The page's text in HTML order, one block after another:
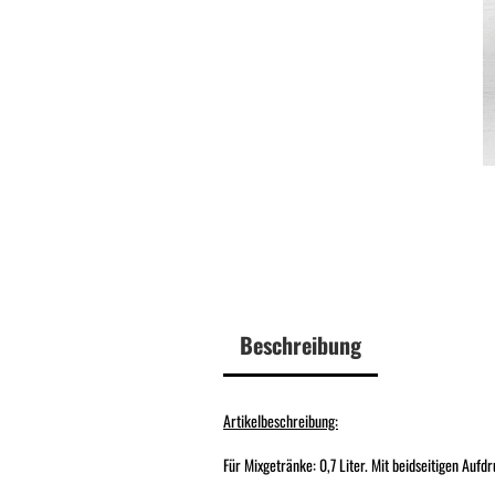
Beschreibung
Artikelbeschreibung:
Für Mixgetränke: 0,7 Liter. Mit beidseitigen